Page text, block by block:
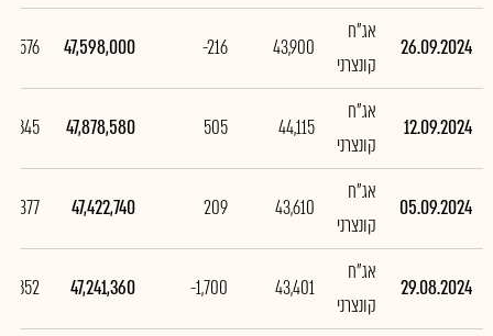
26.09.2024
אג"ח
קונצרני
43,900
-216
47,598,000
12.09.2024
אג"ח
קונצרני
44,115
505
47,878,580
05.09.2024
אג"ח
קונצרני
43,610
209
47,422,740
29.08.2024
אג"ח
קונצרני
43,401
-1,700
47,241,360